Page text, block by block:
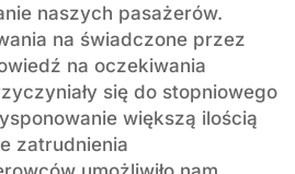
naszych pasażerów.
na świadczone przez
na oczekiwania
się do stopniowego
większą ilością
zatrudnienia